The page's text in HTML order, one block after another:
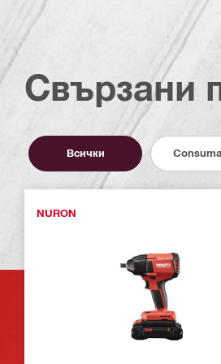
Свързани
Всички
NURON